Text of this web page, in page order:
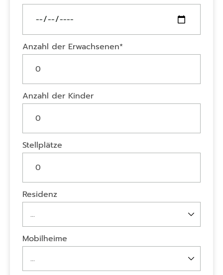
Anzahl der Erwachsenen*
Anzahl der Kinder
Stellplätze
Residenz
Mobilheime